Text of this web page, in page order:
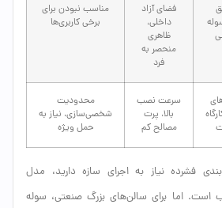
فضای آزاد
داخلی،
ظاهری
منحصر به
فرد
مناسب نبودن برای
برخی کاربری‌ها
سرعت نصب
بالا، پرت
مصالح کم
محدودیت
شخصی‌سازی، نیاز به
حمل ویژه
فشرده نیاز به اجرای سازه دارید، مدل
است. اما برای سالن‌های بزرگ صنعتی، سوله